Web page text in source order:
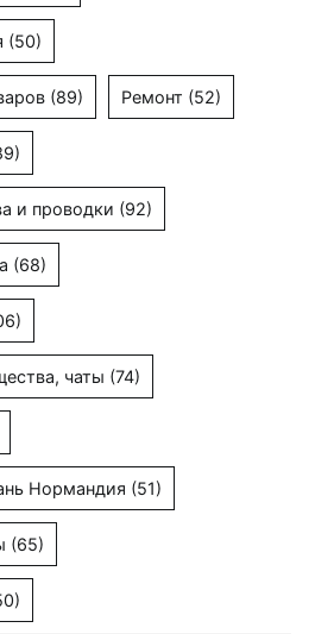
(50)
(89) Ремонт (52)
и проводки (92)
(68)
чаты (74)
Нормандия (51)
(65)